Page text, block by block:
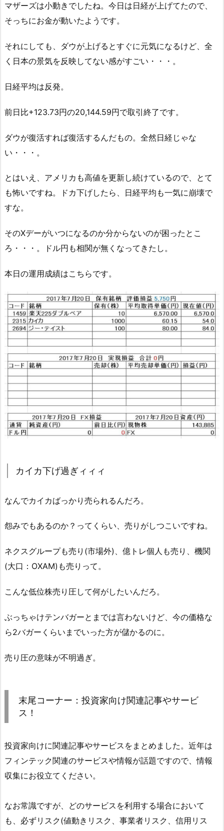
マザーズは小動きでしたね。今日は日経が上げてたので、
そっちにお金が動いたようです。
それにしても、ダウが上げるとすぐに元気になるけど、全
く日本の景気を反映してない感がすごい・・・。
日経平均は反発。
前日比+123.73円の20,144.59円で取引終了です。
ダウが復活すれば復活するんだもの。全然日経じゃな
い・・・。
とはいえ、アメリカも高値を更新し続けているので、とて
も怖いですね。ドカ下げしたら、日経平均も一気に崩壊で
すな。
そのXデーがいつになるのか分からないのが困ったとこ
ろ・・・。ドル円も相関が無くなってきたし。
本日の運用成績はこちらです。
カイカ下げ過ぎィィィ
なんでカイカばっかり売られるんだろ。
怨みでもあるのか？ってくらい、売りがしつこいですね。
ネクスグループも売り(市場外)、億トレ個人も売り、機関
(大口：OXAM)も売りって。
こんな低位株売り圧して何がしたいんだろ。
ぶっちゃけテンバガーとまでは言わないけど、今の価格な
ら2バガーくらいまでいった方が儲かるのに。
売り圧の意味が不明過ぎ。
末尾コーナー：投資家向け関連記事やサービ
ス！
投資家向けに関連記事やサービスをまとめました。近年は
フィンテック関連のサービスや情報が話題ですので、情報
収集にお役立てください。
なお常識ですが、どのサービスを利用する場合において
も、必ずリスク(値動きリスク、事業者リスク、信用リス